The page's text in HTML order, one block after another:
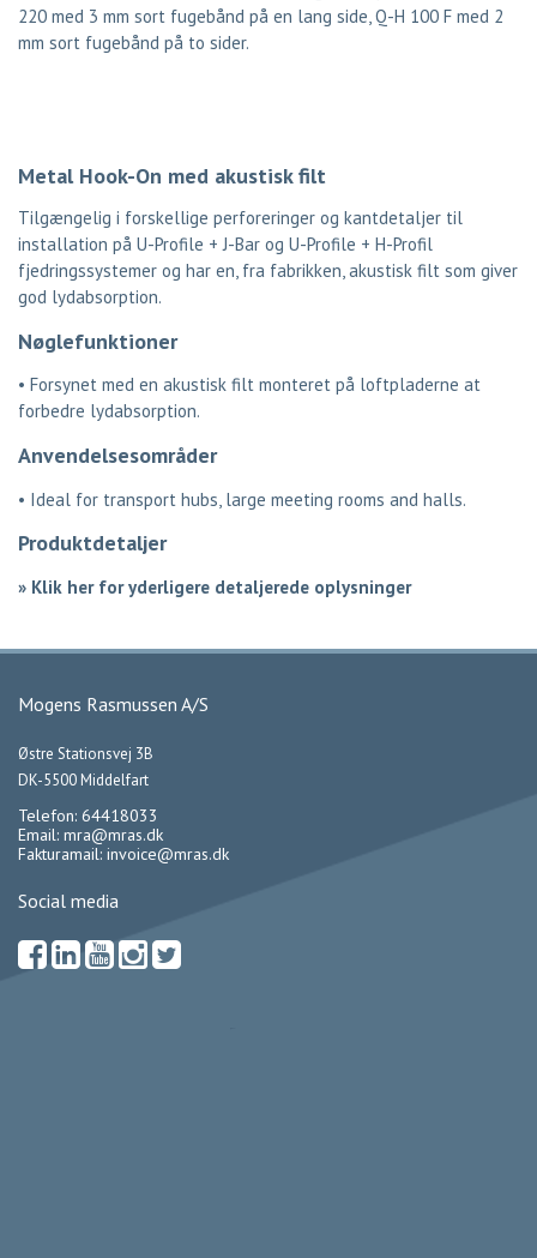
220 med 3 mm sort fugebånd på en lang side, Q-H 100 F med 2
mm sort fugebånd på to sider.
Metal Hook-On med akustisk filt
Tilgængelig i forskellige perforeringer og kantdetaljer til
installation på U-Profile + J-Bar og U-Profile + H-Profil
fjedringssystemer og har en, fra fabrikken, akustisk filt som giver
god lydabsorption.
Nøglefunktioner
• Forsynet med en akustisk filt monteret på loftpladerne at
forbedre lydabsorption.
Anvendelsesområder
• Ideal for transport hubs, large meeting rooms and halls.
Produktdetaljer
» Klik her for yderligere detaljerede oplysninger
Mogens Rasmussen A/S
Østre Stationsvej 3B
DK-5500 Middelfart
Telefon: 64418033
Email: mra@mras.dk
Fakturamail: invoice@mras.dk
Social media